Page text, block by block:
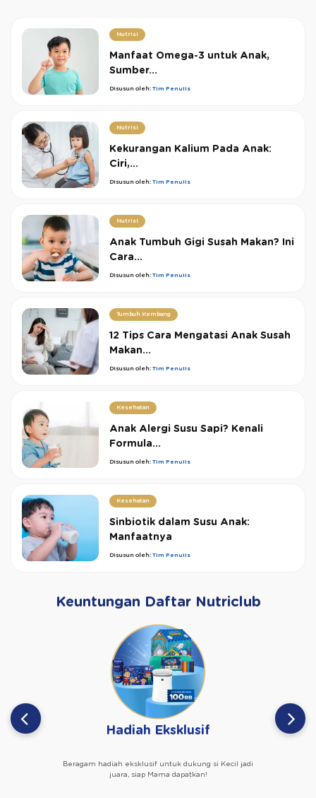
Nutrisi
Manfaat Omega-3 untuk Anak,
Sumber...
Disusun oleh: Tim Penulis
Nutrisi
Kekurangan Kalium Pada Anak:
Ciri,...
Disusun oleh: Tim Penulis
Nutrisi
Anak Tumbuh Gigi Susah Makan? Ini
Cara...
Disusun oleh: Tim Penulis
Tumbuh Kembang
12 Tips Cara Mengatasi Anak Susah
Makan...
Disusun oleh: Tim Penulis
Kesehatan
Anak Alergi Susu Sapi? Kenali
Formula...
Disusun oleh: Tim Penulis
Kesehatan
Sinbiotik dalam Susu Anak:
Manfaatnya
Disusun oleh: Tim Penulis
Keuntungan Daftar Nutriclub
Hadiah Eksklusif
Beragam hadiah eksklusif untuk dukung si Kecil jadi
juara, siap Mama dapatkan!